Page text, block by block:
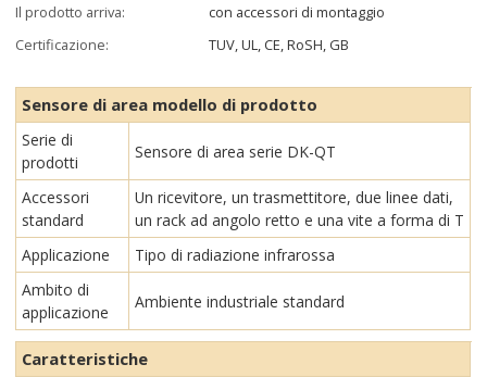
Il prodotto arriva:
con accessori di montaggio
Certificazione:
TUV, UL, CE, RoSH, GB
Sensore di area modello di prodotto
Serie di
prodotti
Sensore di area serie DK-QT
Accessori
standard
Un ricevitore, un trasmettitore, due linee dati,
un rack ad angolo retto e una vite a forma di T
Applicazione
Tipo di radiazione infrarossa
Ambito di
applicazione
Ambiente industriale standard
Caratteristiche